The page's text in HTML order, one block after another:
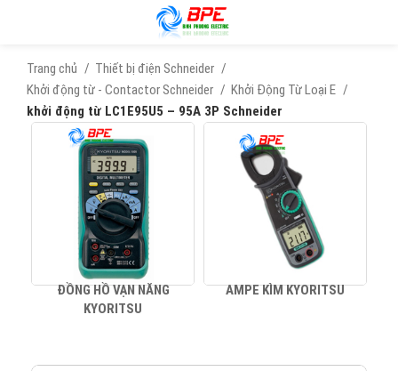
Trang chủ
Thiết bị điện Schneider
Khởi động từ - Contactor Schneider
Khởi Động Từ Loại E
khởi động từ LC1E95U5 – 95A 3P Schneider
ĐỒNG HỒ VẠN NĂNG
KYORITSU
AMPE KÌM KYORITSU